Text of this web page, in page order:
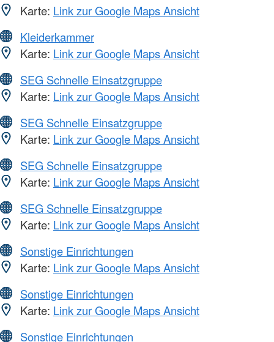
Karte: Link zur Google Maps Ansicht
Kleiderkammer
Karte: Link zur Google Maps Ansicht
SEG Schnelle Einsatzgruppe
Karte: Link zur Google Maps Ansicht
SEG Schnelle Einsatzgruppe
Karte: Link zur Google Maps Ansicht
SEG Schnelle Einsatzgruppe
Karte: Link zur Google Maps Ansicht
SEG Schnelle Einsatzgruppe
Karte: Link zur Google Maps Ansicht
Sonstige Einrichtungen
Karte: Link zur Google Maps Ansicht
Sonstige Einrichtungen
Karte: Link zur Google Maps Ansicht
Sonstige Einrichtungen